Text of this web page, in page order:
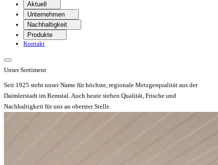
Aktuell
Unternehmen
Nachhaltigkeit
Produkte
Kontakt
UnserSortiment
Seit 1925 steht unser Name für höchste, regionale Metzgerqualität aus der
Daimlerstadt im Remstal. Auch heute stehen Qualität, Frische und
Nachhaltigkeit für uns an oberster Stelle.